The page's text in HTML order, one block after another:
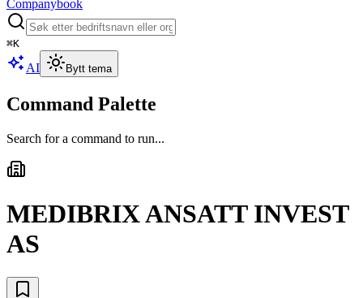
Companybook
⌘K
AI Bytt tema
Command Palette
Search for a command to run...
MEDIBRIX ANSATT INVEST
AS